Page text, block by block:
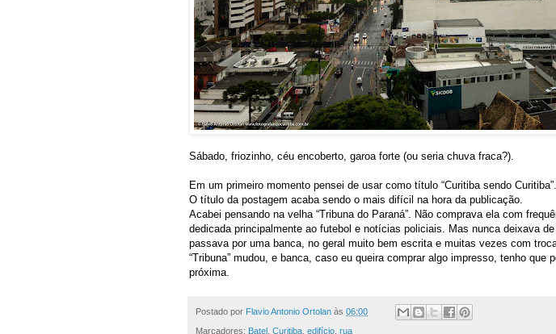
Sábado, friozinho, céu encoberto, garoa forte (ou seria chuva fraca?).
Em um primeiro momento pensei de usar como título “Curitiba sendo
O título da postagem acaba sendo o mais difícil na hora da publicação.
Acabei pensando na velha “Tribuna do Paraná”. Não comprava ela com
dedicada principalmente ao futebol e notícias policiais. Mas nunca deixava
passava por uma banca, no geral muito bem escrita e muitas vezes com
“Tribuna” mudou, e banca, caso eu queira comprar algo impresso, tenho que
próxima.
Postado por Flavio Antonio Ortolan às 06:00
Marcadores: Batel Curitiba edifício rua